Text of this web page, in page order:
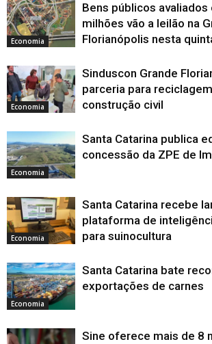
Economia
Bens públicos avaliados
milhões vão a leilão na
Florianópolis nesta
Economia
Sinduscon Grande
parceria para
construção civil
Economia
Santa Catarina publica
concessão da ZPE de
Economia
Santa Catarina recebe
plataforma de
para suinocultura
Economia
Santa Catarina bate
exportações de carnes
Sine oferece mais de 8